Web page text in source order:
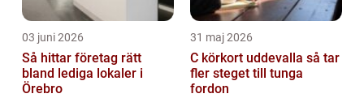
03 juni 2026
Så hittar företag rätt
bland lediga lokaler i
Örebro
31 maj 2026
C körkort uddevalla så tar
fler steget till tunga
fordon